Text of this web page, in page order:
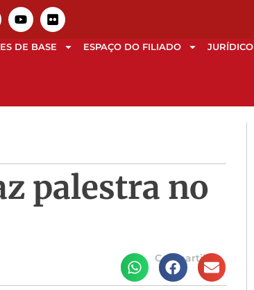
DE BASE ESPAÇO DO FILIADO JURÍDICO
palestra no
Compartilhe